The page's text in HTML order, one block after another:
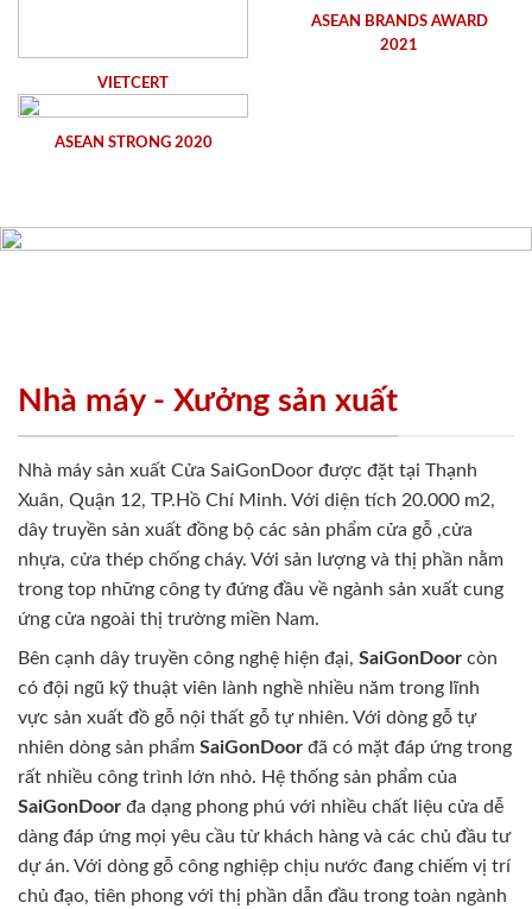
VIETCERT
ASEAN BRANDS AWARD
2021
ASEAN STRONG 2020
Nhà máy - Xưởng sản xuất
Nhà máy sản xuất Cửa SaiGonDoor được đặt tại Thạnh
Xuân, Quận 12, TP.Hồ Chí Minh. Với diện tích 20.000 m2,
dây truyền sản xuất đồng bộ các sản phẩm cửa gỗ ,cửa
nhựa, cửa thép chống cháy. Với sản lượng và thị phần nằm
trong top những công ty đứng đầu về ngành sản xuất cung
ứng cửa ngoài thị trường miền Nam.
Bên cạnh dây truyền công nghệ hiện đại, SaiGonDoor còn
có đội ngũ kỹ thuật viên lành nghề nhiều năm trong lĩnh
vực sản xuất đồ gỗ nội thất gỗ tự nhiên. Với dòng gỗ tự
nhiên dòng sản phẩm SaiGonDoor đã có mặt đáp ứng trong
rất nhiều công trình lớn nhỏ. Hệ thống sản phẩm của
SaiGonDoor đa dạng phong phú với nhiều chất liệu cửa dễ
dàng đáp ứng mọi yêu cầu từ khách hàng và các chủ đầu tư
dự án. Với dòng gỗ công nghiệp chịu nước đang chiếm vị trí
chủ đạo, tiên phong với thị phần dẫn đầu trong toàn ngành